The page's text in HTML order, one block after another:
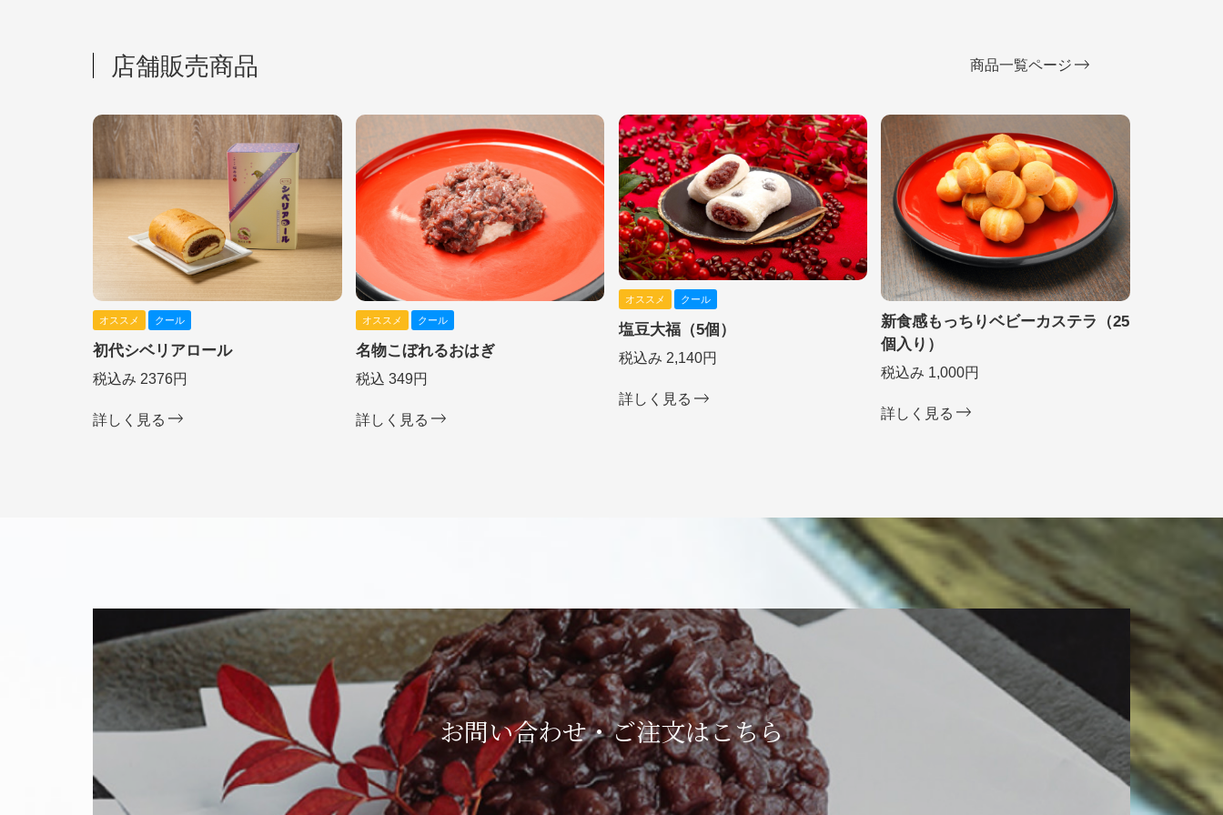
店舗販売商品
オススメ クール
初代シベリアロール
税込み 2376円
詳しく見る
オススメ クール
名物こぼれるおはぎ
税込 349円
詳しく見る
オススメ クール
塩豆大福（5個）
税込み 2,140円
詳しく見る
新食感もっちりベビーカステラ（25
個入り）
税込み 1,000円
詳しく見る
商品一覧ページ
お問い合わせ・ご注文はこちら